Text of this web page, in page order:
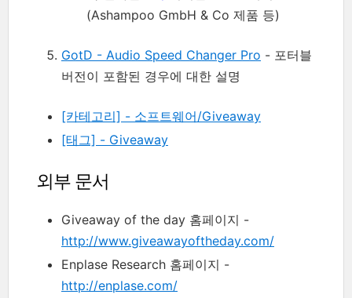
(Ashampoo GmbH & Co 제품 등)
GotD - Audio Speed Changer Pro - 포터블
버전이 포함된 경우에 대한 설명
[카테고리] - 소프트웨어/Giveaway
[태그] - Giveaway
외부 문서
Giveaway of the day 홈페이지 -
http://www.giveawayoftheday.com/
Enplase Research 홈페이지 -
http://enplase.com/